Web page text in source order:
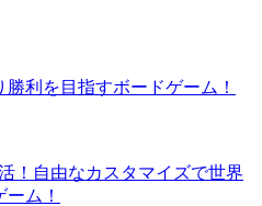
利を目指すボードゲーム！
！自由なカスタマイズで世界
ム！